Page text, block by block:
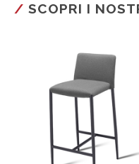
SCOPRI I